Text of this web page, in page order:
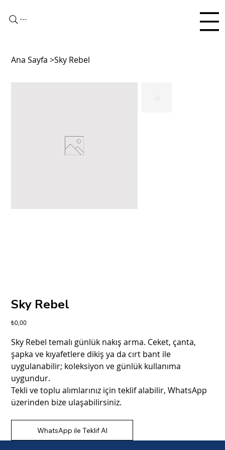
Arama
Ana Sayfa >Sky Rebel
Sky Rebel
Fiyat
₺0,00
Sky Rebel temalı günlük nakış arma. Ceket, çanta,
şapka ve kıyafetlere dikiş ya da cırt bant ile
uygulanabilir; koleksiyon ve günlük kullanıma
uygundur.
Tekli ve toplu alımlarınız için teklif alabilir, WhatsApp
üzerinden bize ulaşabilirsiniz.
WhatsApp ile Teklif Al